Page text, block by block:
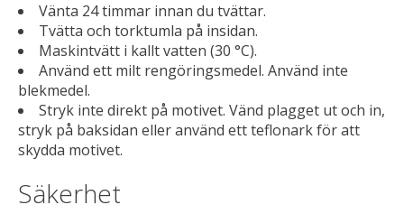
Vänta 24 timmar innan du tvättar.
Tvätta och torktumla på insidan.
Maskintvätt i kallt vatten (30 °C).
Använd ett milt rengöringsmedel. Använd inte
blekmedel.
Stryk inte direkt på motivet. Vänd plagget ut och in,
stryk på baksidan eller använd ett teflonark för att
skydda motivet.
Säkerhet